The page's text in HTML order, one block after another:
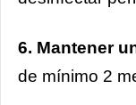
6. Mantener
de mínimo 2